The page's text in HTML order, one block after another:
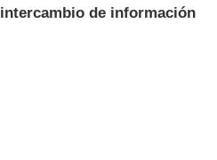
de información